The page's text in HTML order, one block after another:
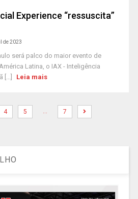
Experience “ressuscita”
de 2023
será palco do maior evento de
Latina, o IAX - Inteligência
[...]
Leia mais
4 5 … 7